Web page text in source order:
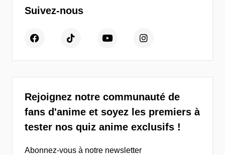
Suivez-nous
Rejoignez notre communauté de
fans d'anime et soyez les premiers à
tester nos quiz anime exclusifs !
Abonnez-vous à notre newsletter